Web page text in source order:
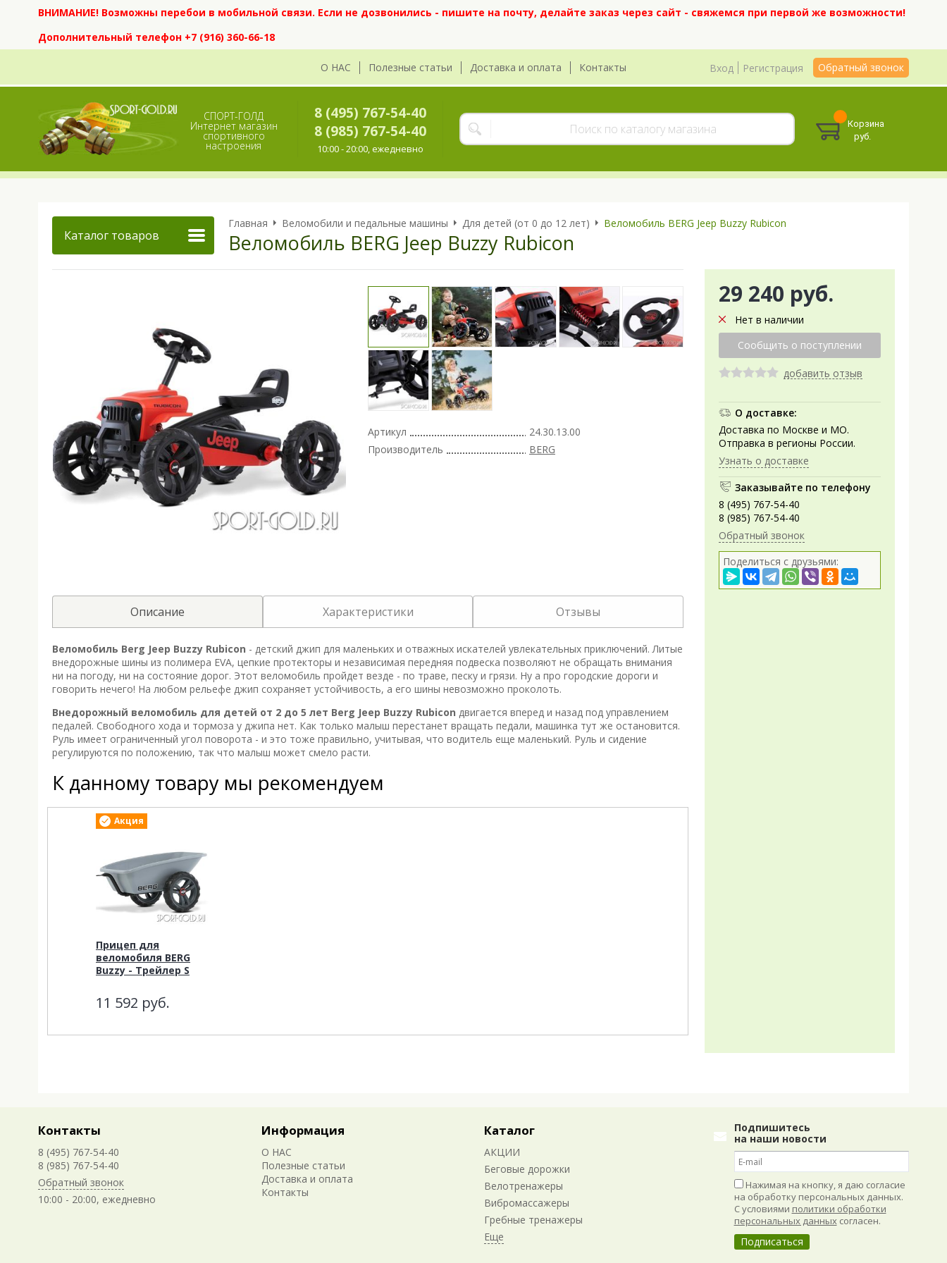
ВНИМАНИЕ! Возможны перебои в мобильной связи. Если не дозвонились - пишите на почту, делайте заказ через сайт - свяжемся при первой же возможности!
Дополнительный телефон +7 (916) 360-66-18
О НАС Полезные статьи Доставка и оплата Контакты Вход Регистрация Обратный звонок
СПОРТ-ГОЛД
Интернет магазин
спортивного
настроения
8 (495) 767-54-40
8 (985) 767-54-40
10:00 - 20:00, ежедневно
Корзина
руб.
Каталог товаров
Главная Веломобили и педальные машины Для детей (от 0 до 12 лет) Веломобиль BERG Jeep Buzzy Rubicon
Веломобиль BERG Jeep Buzzy Rubicon
29 240 руб.
Нет в наличии
добавить отзыв
О доставке:
Доставка по Москве и МО.
Отправка в регионы России.
Узнать о доставке
Заказывайте по телефону
8 (495) 767-54-40
8 (985) 767-54-40
Обратный звонок
Поделиться с друзьями:
Артикул
24.30.13.00
Производитель
BERG
Описание Характеристики Отзывы
Веломобиль Berg Jeep Buzzy Rubicon - детский джип для маленьких и отважных искателей увлекательных приключений. Литые
внедорожные шины из полимера EVA, цепкие протекторы и независимая передняя подвеска позволяют не обращать внимания
ни на погоду, ни на состояние дорог. Этот веломобиль пройдет везде - по траве, песку и грязи. Ну а про городские дороги и
говорить нечего! На любом рельефе джип сохраняет устойчивость, а его шины невозможно проколоть.
Внедорожный веломобиль для детей от 2 до 5 лет Berg Jeep Buzzy Rubicon двигается вперед и назад под управлением
педалей. Свободного хода и тормоза у джипа нет. Как только малыш перестанет вращать педали, машинка тут же остановится.
Руль имеет ограниченный угол поворота - и это тоже правильно, учитывая, что водитель еще маленький. Руль и сидение
регулируются по положению, так что малыш может смело расти.
К данному товару мы рекомендуем
Акция
Прицеп для
веломобиля BERG
Buzzy - Трейлер S
11 592 руб.
Контакты
8 (495) 767-54-40
8 (985) 767-54-40
Обратный звонок
10:00 - 20:00, ежедневно
Информация
О НАС
Полезные статьи
Доставка и оплата
Контакты
Каталог
АКЦИИ
Беговые дорожки
Велотренажеры
Вибромассажеры
Гребные тренажеры
Подпишитесь
на наши новости
Нажимая на кнопку, я даю согласие
на обработку персональных данных.
С условиями политики обработки
персональных данныхсогласен.